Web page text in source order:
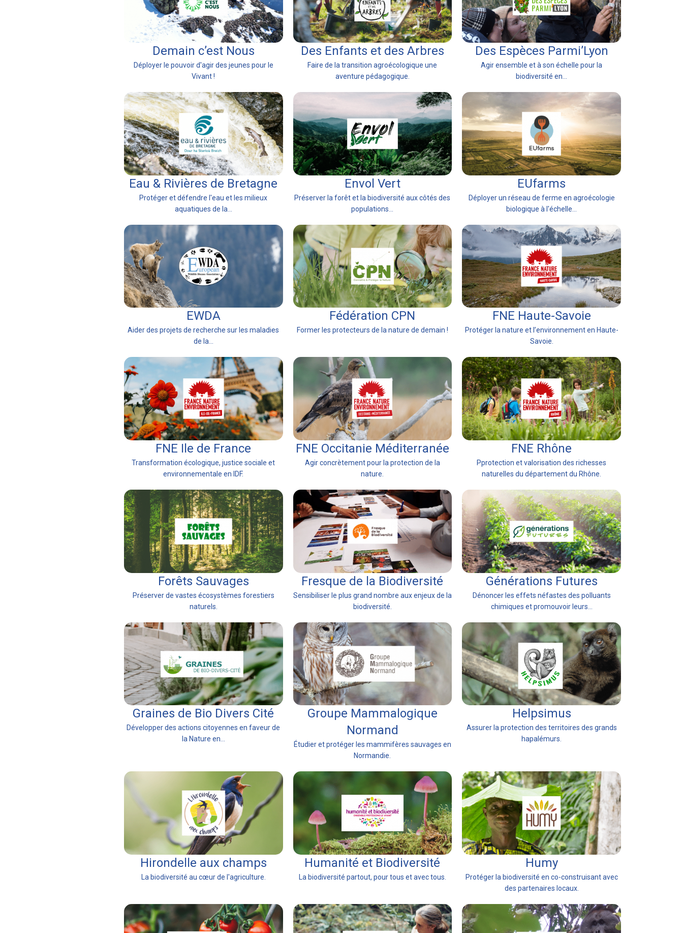
Demain c’est Nous
Déployer le pouvoir d'agir des jeunes pour le
Vivant !
Des Enfants et des Arbres
Faire de la transition agroécologique une
aventure pédagogique.
Des Espèces Parmi’Lyon
Agir ensemble et à son échelle pour la
biodiversité en...
Eau & Rivières de Bretagne
Protéger et défendre l'eau et les milieux
aquatiques de la...
Envol Vert
Préserver la forêt et la biodiversité aux côtés des
populations...
EUfarms
Déployer un réseau de ferme en agroécologie
biologique à l'échelle...
EWDA
Aider des projets de recherche sur les maladies
de la...
Fédération CPN
Former les protecteurs de la nature de demain !
FNE Haute-Savoie
Protéger la nature et l’environnement en Haute-
Savoie.
FNE Ile de France
Transformation écologique, justice sociale et
environnementale en IDF.
FNE Occitanie Méditerranée
Agir concrètement pour la protection de la
nature.
FNE Rhône
Pprotection et valorisation des richesses
naturelles du département du Rhône.
Forêts Sauvages
Préserver de vastes écosystèmes forestiers
naturels.
Fresque de la Biodiversité
Sensibiliser le plus grand nombre aux enjeux de la
biodiversité.
Générations Futures
Dénoncer les effets néfastes des polluants
chimiques et promouvoir leurs...
Graines de Bio Divers Cité
Développer des actions citoyennes en faveur de
la Nature en...
Groupe Mammalogique
Normand
Étudier et protéger les mammifères sauvages en
Normandie.
Helpsimus
Assurer la protection des territoires des grands
hapalémurs.
Hirondelle aux champs
La biodiversité au cœur de l'agriculture.
Humanité et Biodiversité
La biodiversité partout, pour tous et avec tous.
Humy
Protéger la biodiversité en co-construisant avec
des partenaires locaux.